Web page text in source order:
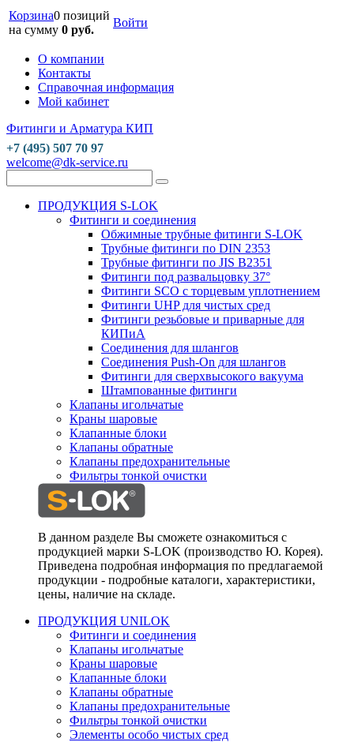
Корзина0 позиций
на сумму 0 руб.
Войти
О компании
Контакты
Справочная информация
Мой кабинет
Фитинги и Арматура КИП
+7 (495) 507 70 97
welcome@dk-service.ru
ПРОДУКЦИЯ S-LOK
Фитинги и соединения
Обжимные трубные фитинги S-LOK
Трубные фитинги по DIN 2353
Трубные фитинги по JIS B2351
Фитинги под развальцовку 37°
Фитинги SCO с торцевым уплотнением
Фитинги UHP для чистых сред
Фитинги резьбовые и приварные для
КИПиА
Соединения для шлангов
Соединения Push-On для шлангов
Фитинги для сверхвысокого вакуума
Штампованные фитинги
Клапаны игольчатые
Краны шаровые
Клапанные блоки
Клапаны обратные
Клапаны предохранительные
Фильтры тонкой очистки
В данном разделе Вы сможете ознакомиться с
продукцией марки S-LOK (производство Ю. Корея).
Приведена подробная информация по предлагаемой
продукции - подробные каталоги, характеристики,
цены, наличие на складе.
ПРОДУКЦИЯ UNILOK
Фитинги и соединения
Клапаны игольчатые
Краны шаровые
Клапанные блоки
Клапаны обратные
Клапаны предохранительные
Фильтры тонкой очистки
Элементы особо чистых сред